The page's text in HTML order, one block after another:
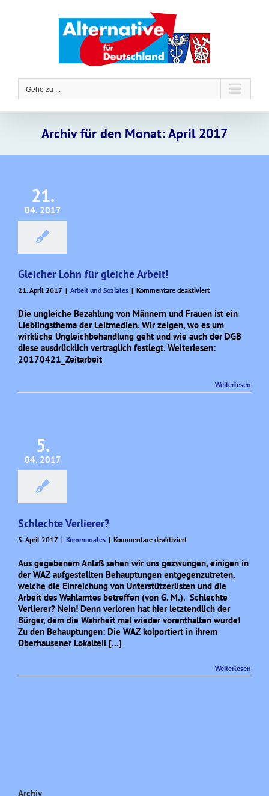
Gehe zu ...
Archiv für den Monat:April 2017
21.
04. 2017
Gleicher Lohn für gleiche Arbeit!
21. April 2017 | Arbeit und Soziales | Kommentare deaktiviertfür
Lohn
für
gleiche
Die ungleiche Bezahlung von Männern und Frauen ist ein
Lieblingsthema der Leitmedien. Wir zeigen, wo es um
wirkliche Ungleichbehandlung geht und wie auch der DGB
diese ausdrücklich vertraglich festlegt. Weiterlesen:
20170421_Zeitarbeit
Weiterlesen
5.
04. 2017
Schlechte Verlierer?
5. April 2017 | Kommunales | Kommentare deaktiviertfür
Verlierer?
Aus gegebenem Anlaß sehen wir uns gezwungen, einigen in
der WAZ aufgestellten Behauptungen entgegenzutreten,
welche die Einreichung von Unterstützerlisten und die
Arbeit des Wahlamtes betreffen (von G. M.). Schlechte
Verlierer? Nein! Denn verloren hat hier letztendlich der
Bürger, dem die Wahrheit mal wieder vorenthalten wurde!
Zu den Behauptungen: Die WAZ kolportiert in ihrem
Oberhausener Lokalteil [...]
Weiterlesen
Archiv